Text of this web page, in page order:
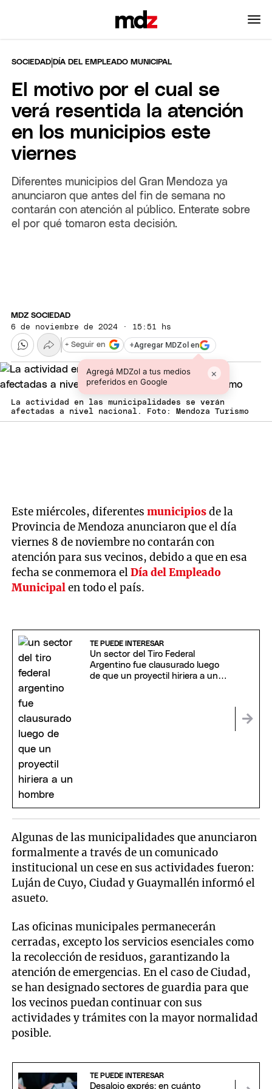
SOCIEDAD |DÍA DEL EMPLEADO MUNICIPAL
El motivo por el cual se
verá resentida la atención
en los municipios este
viernes
Diferentes municipios del Gran Mendoza ya
anunciaron que antes del fin de semana no
contarán con atención al público. Enterate sobre
el por qué tomaron esta decisión.
MDZ SOCIEDAD
6 de noviembre de 2024 · 15:51 hs
+Agregar MDZol en
Agregá MDZol a tus medios
preferidos en Google
×
+ Seguir en
La actividad en las municipalidades se verán
afectadas a nivel nacional. Foto: Mendoza Turismo
Este miércoles, diferentesmunicipiosde la
Provincia de Mendoza anunciaron que el día
viernes 8 de noviembre no contarán con
atención para sus vecinos, debido a que en esa
fecha se conmemora elDía del Empleado
Municipalen todo el país.
TE PUEDE INTERESAR
Un sector del Tiro Federal
Argentino fue clausurado luego
de que un proyectil hiriera a un
Algunas de las municipalidades que anunciaron
formalmente a través de un comunicado
institucional un cese en sus actividades fueron:
Luján de Cuyo, Ciudad y Guaymallén informó el
asueto.
Las oficinas municipales permanecerán
cerradas, excepto los servicios esenciales como
la recolección de residuos, garantizando la
atención de emergencias. En el caso de Ciudad,
se han designado sectores de guardia para que
los vecinos puedan continuar con sus
actividades y trámites con la mayor normalidad
posible.
TE PUEDE INTERESAR
Desalojo exprés: en cuánto